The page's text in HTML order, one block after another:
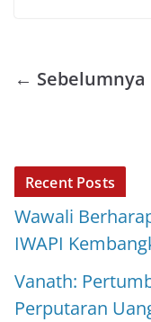
p
o
← Sebelumnya
Recent Posts
Wawali
IWAPI
Vanath:
Perputaran